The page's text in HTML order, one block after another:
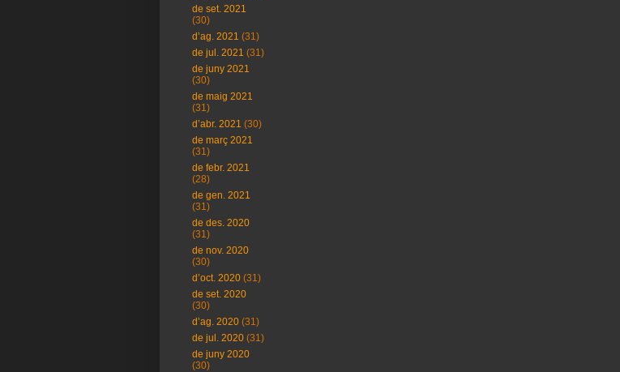
de set. 2021
(30)
d’ag. 2021 (31)
de jul. 2021 (31)
de juny 2021
(30)
de maig 2021
(31)
d’abr. 2021 (30)
de març 2021
(31)
de febr. 2021
(28)
de gen. 2021
(31)
de des. 2020
(31)
de nov. 2020
(30)
d’oct. 2020 (31)
de set. 2020
(30)
d’ag. 2020 (31)
de jul. 2020 (31)
de juny 2020
(30)